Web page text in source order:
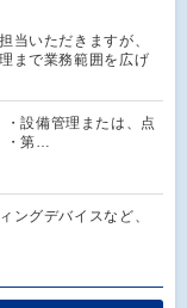
当いただきますが、
まで業務範囲を広げ
・設備管理または、点
・第…
ングデバイスなど、